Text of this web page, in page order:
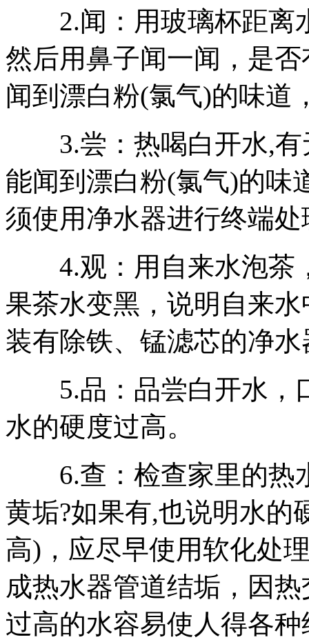
2.闻：用玻璃杯距离
然后用鼻子闻一闻，是
闻到漂白粉(氯气)的味道
3.尝：热喝白开水,有
能闻到漂白粉(氯气)的味
须使用净水器进行终端处
4.观：用自来水泡茶
果茶水变黑，说明自来
装有除铁、锰滤芯的净
5.品：品尝白开水，
水的硬度过高。
6.查：检查家里的热
黄垢?如果有,也说明水的
高)，应尽早使用软化处
成热水器管道结垢，因
过高的水容易使人得各种